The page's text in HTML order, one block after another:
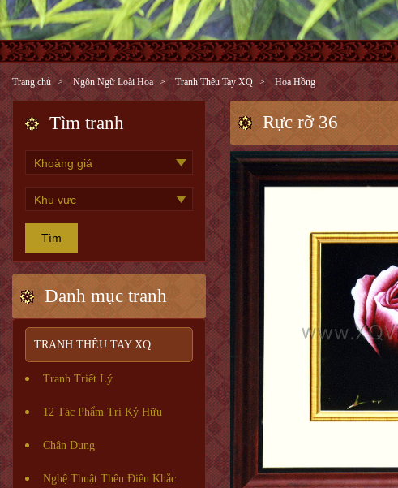
Trang chủ Ngôn Ngữ Loài Hoa Tranh Thêu Tay XQ Hoa Hồng
Tìm tranh
Tìm
Danh mục tranh
TRANH THÊU TAY XQ
Tranh Triết Lý
12 Tác Phẩm Tri Kỷ Hữu
Chân Dung
Nghệ Thuật Thêu Điêu Khắc
Rực rỡ 36